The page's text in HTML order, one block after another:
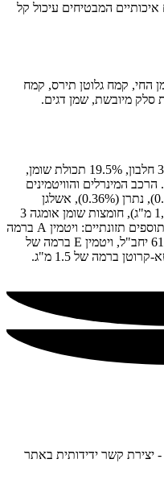
המבטיחים עיכול קל
החי, קמח גלוטן תירס, קמח
המזון מספק תזונה עשירה הכוללת 31.3% חלבון, 19.5% תכולת שומן,
ו-5.5% אפר גולמי. הרכב המינרלים והוויטמינים
לכל ק"ג כולל: סידן (0.89%), זרחן (0.71%), נתרן (0.36%), אשלגן
(0.68%), מגנזיום (0.07%), טאורין (1,956 מ"ג), חומצות שומן אומגה 3
(0.4%), חומצות שומן אומגה 6 (3.0%). תוספים תזונתיים: ויטמין A ברמה
של 5,875 יחב"ל, ויטמין D3 ברמה של 615 יחב"ל, ויטמין E ברמה של